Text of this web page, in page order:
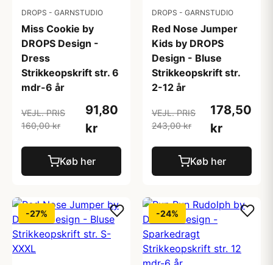
DROPS - GARNSTUDIO
Miss Cookie by
DROPS Design -
Dress
Strikkeopskrift str. 6
mdr-6 år
VEJL. PRIS
160,00 kr
91,80
kr
Køb her
DROPS - GARNSTUDIO
Red Nose Jumper
Kids by DROPS
Design - Bluse
Strikkeopskrift str.
2-12 år
VEJL. PRIS
243,00 kr
178,50
kr
Køb her
-27% -24%